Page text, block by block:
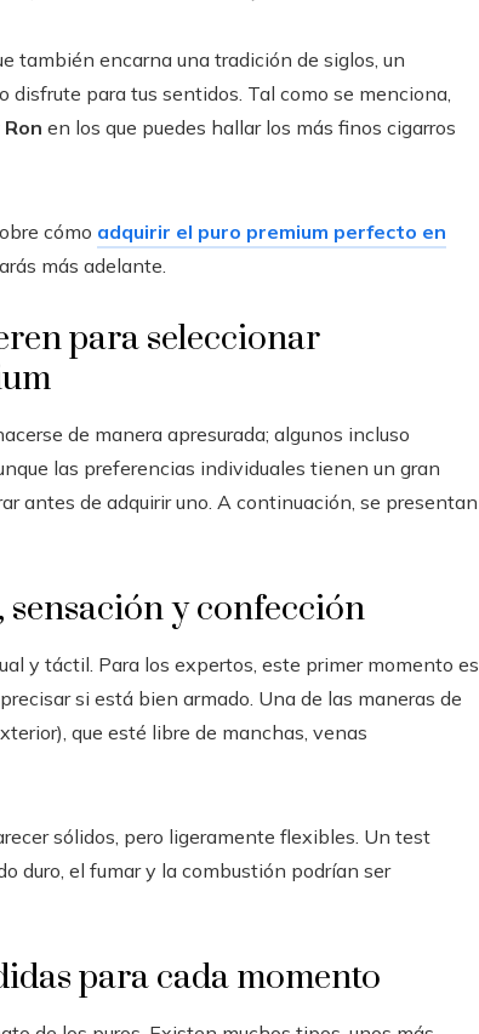
también encarna una tradición de siglos, un
para tus sentidos. Tal como se menciona,
en los que puedes hallar los más finos cigarros
cómo adquirir el puro premium perfecto en
más adelante.
para seleccionar
de manera apresurada; algunos incluso
las preferencias individuales tienen un gran
antes de adquirir uno. A continuación, se presentan
sensación y confección
y táctil. Para los expertos, este primer momento es
si está bien armado. Una de las maneras de
que esté libre de manchas, venas
sólidos, pero ligeramente flexibles. Un test
duro, el fumar y la combustión podrían ser
para cada momento